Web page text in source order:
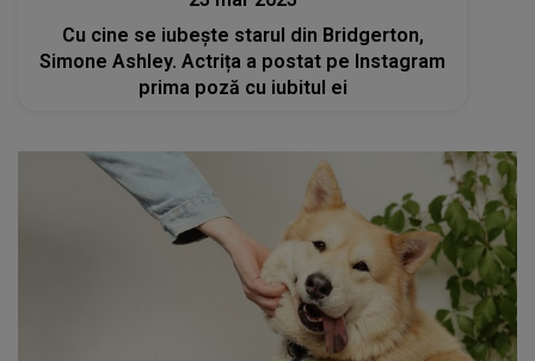
Cu cine se iubește starul din Bridgerton,
Simone Ashley. Actrița a postat pe Instagram
prima poză cu iubitul ei